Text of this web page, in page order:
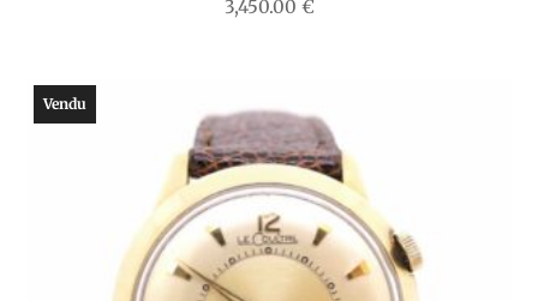
3,450.00 €
Vendu